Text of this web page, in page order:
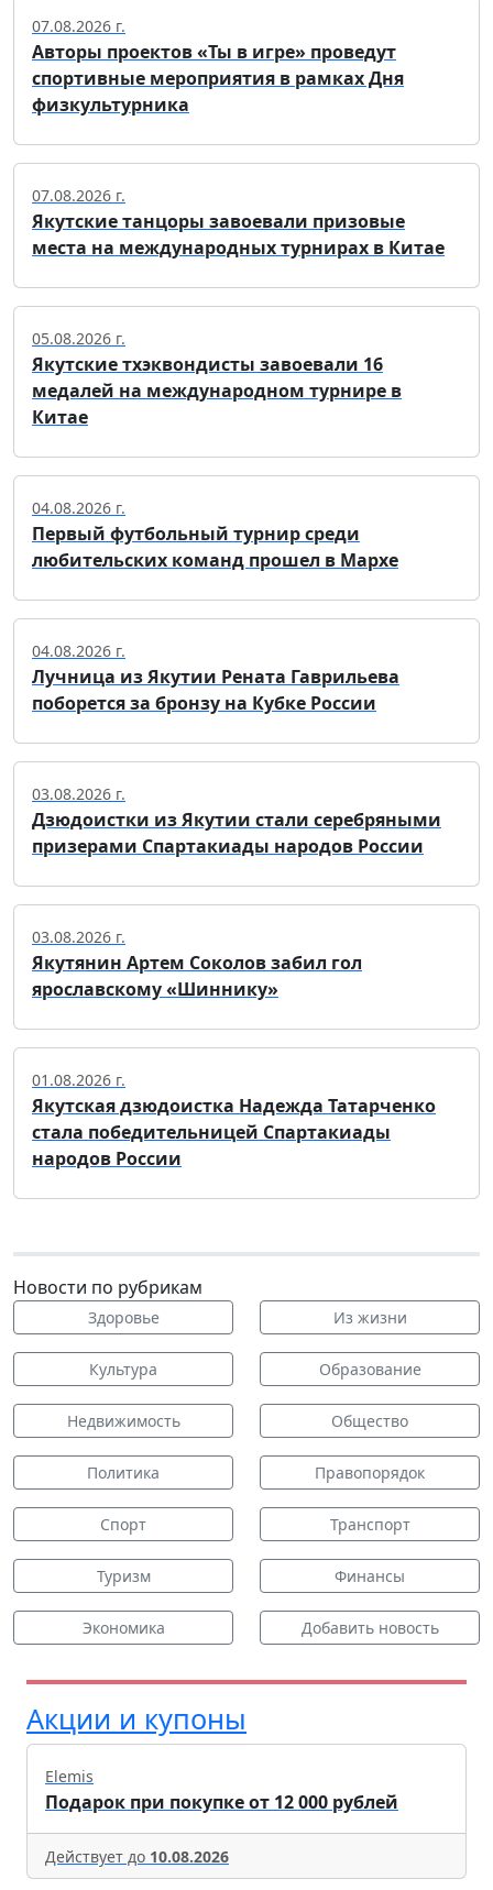
07.08.2026 г.
Авторы проектов «Ты в игре» проведут
спортивные мероприятия в рамках Дня
физкультурника
07.08.2026 г.
Якутские танцоры завоевали призовые
места на международных турнирах в Китае
05.08.2026 г.
Якутские тхэквондисты завоевали 16
медалей на международном турнире в
Китае
04.08.2026 г.
Первый футбольный турнир среди
любительских команд прошел в Мархе
04.08.2026 г.
Лучница из Якутии Рената Гаврильева
поборется за бронзу на Кубке России
03.08.2026 г.
Дзюдоистки из Якутии стали серебряными
призерами Спартакиады народов России
03.08.2026 г.
Якутянин Артем Соколов забил гол
ярославскому «Шиннику»
01.08.2026 г.
Якутская дзюдоистка Надежда Татарченко
стала победительницей Спартакиады
народов России
Новости по рубрикам
Здоровье Из жизни
Культура Образование
Недвижимость Общество
Политика Правопорядок
Спорт Транспорт
Туризм Финансы
Экономика Добавить новость
Акции и купоны
Elemis
Подарок при покупке от 12 000 рублей
Действует до 10.08.2026